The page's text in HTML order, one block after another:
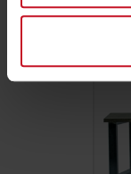
Dowiedz się
dane są
zmienić lub
analizować ruch